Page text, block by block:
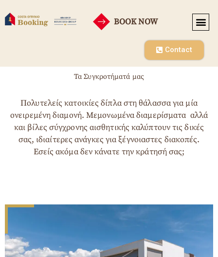
BOOK NOW
Contact
Τα Συγκροτήματά μας
Πολυτελείς κατοικίες δίπλα στη θάλασσα για μία
ονειρεμένη διαμονή. Μεμονωμένα διαμερίσματα αλλά
και βίλες σύγχρονης αισθητικής καλύπτουν τις δικές
σας, ιδιαίτερες ανάγκες για ξέγνοιαστες διακοπές.
Εσείς ακόμα δεν κάνατε την κράτησή σας;